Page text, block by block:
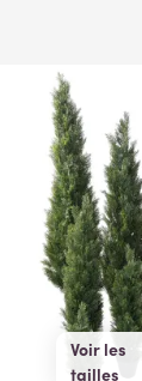
Voir les
tailles